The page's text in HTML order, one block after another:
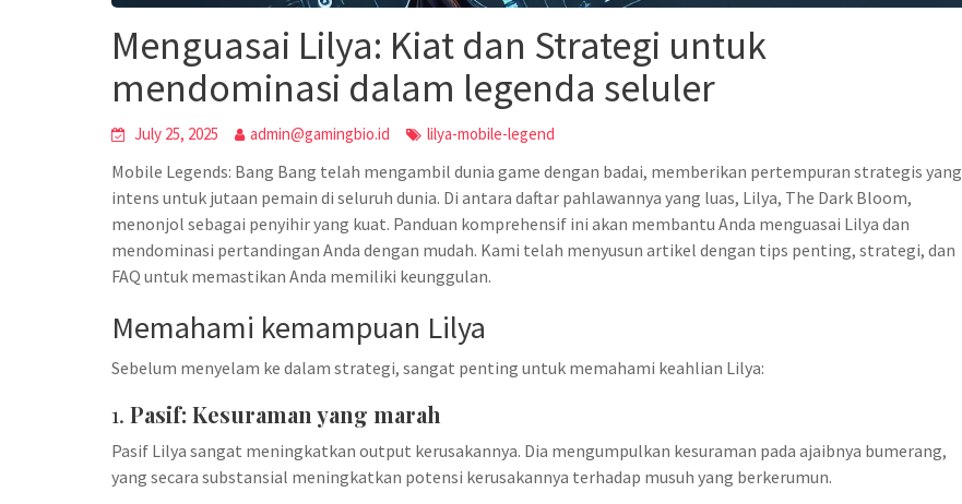
Menguasai Lilya: Kiat dan Strategi untuk
mendominasi dalam legenda seluler
July 25, 2025 admin@gamingbio.id lilya-mobile-legend
Mobile Legends: Bang Bang telah mengambil dunia game dengan badai, memberikan pertempuran strategis yang
intens untuk jutaan pemain di seluruh dunia. Di antara daftar pahlawannya yang luas, Lilya, The Dark Bloom,
menonjol sebagai penyihir yang kuat. Panduan komprehensif ini akan membantu Anda menguasai Lilya dan
mendominasi pertandingan Anda dengan mudah. Kami telah menyusun artikel dengan tips penting, strategi, dan
FAQ untuk memastikan Anda memiliki keunggulan.
Memahami kemampuan Lilya
Sebelum menyelam ke dalam strategi, sangat penting untuk memahami keahlian Lilya:
1. Pasif: Kesuraman yang marah
Pasif Lilya sangat meningkatkan output kerusakannya. Dia mengumpulkan kesuraman pada ajaibnya bumerang,
yang secara substansial meningkatkan potensi kerusakannya terhadap musuh yang berkerumun.